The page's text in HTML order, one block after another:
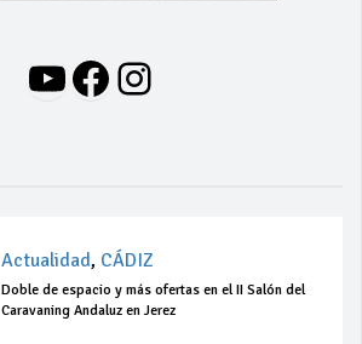
YouTube
Facebook
Instagram
Actualidad, CÁDIZ
Doble de espacio y más ofertas en el II Salón del
Caravaning Andaluz en Jerez